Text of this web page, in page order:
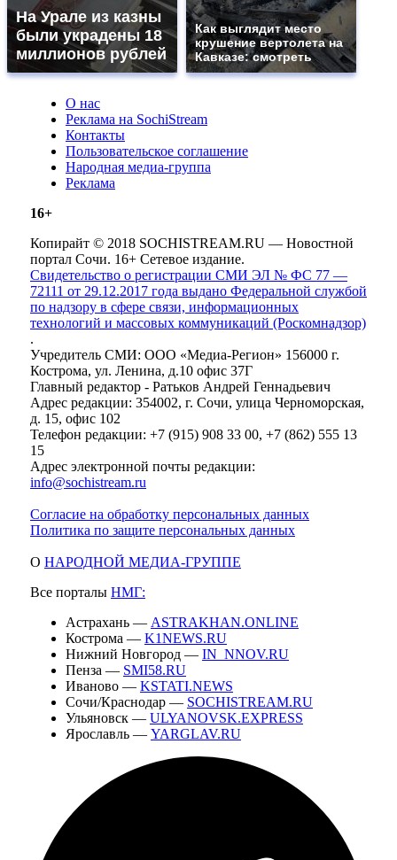
На Урале из казны
были украдены 18
миллионов рублей
Как выглядит место
крушение вертолета на
Кавказе: смотреть
О нас
Реклама на SochiStream
Контакты
Пользовательское соглашение
Народная медиа-группа
Реклама
16+
Копирайт © 2018 SOCHISTREAM.RU — Новостной
портал Сочи. 16+ Сетевое издание.
Свидетельство о регистрации СМИ ЭЛ № ФС 77 —
72111 от 29.12.2017 года выдано Федеральной службой
по надзору в сфере связи, информационных
технологий и массовых коммуникаций (Роскомнадзор)
.
Учредитель СМИ: ООО «Медиа-Регион» 156000 г.
Кострома, ул. Ленина, д.10 офис 37Г
Главный редактор - Ратьков Андрей Геннадьевич
Адрес редакции: 354002, г. Сочи, улица Черноморская,
д. 15, офис 102
Телефон редакции: +7 (915) 908 33 00, +7 (862) 555 13
15
Адрес электронной почты редакции:
info@sochistream.ru
Согласие на обработку персональных данных
Политика по защите персональных данных
О НАРОДНОЙ МЕДИА-ГРУППЕ
Все порталы НМГ:
Астрахань — ASTRAKHAN.ONLINE
Кострома — K1NEWS.RU
Нижний Новгород — IN_NNOV.RU
Пенза — SMI58.RU
Иваново — KSTATI.NEWS
Сочи/Краснодар — SOCHISTREAM.RU
Ульяновск — ULYANOVSK.EXPRESS
Ярославль — YARGLAV.RU